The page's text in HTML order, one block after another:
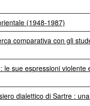
(1948-1987)
comparativa con gli
sue espressioni
dialettico di Sartre :